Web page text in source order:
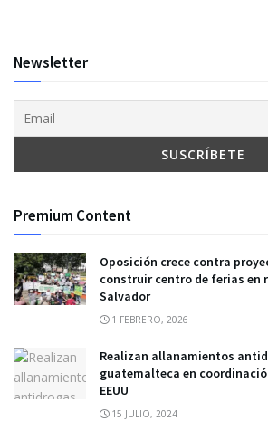
Newsletter
Premium Content
Oposición crece contra
construir centro de ferias en
Salvador
1 FEBRERO, 2026
Realizan allanamientos
guatemalteca en
EEUU
15 JULIO, 2024